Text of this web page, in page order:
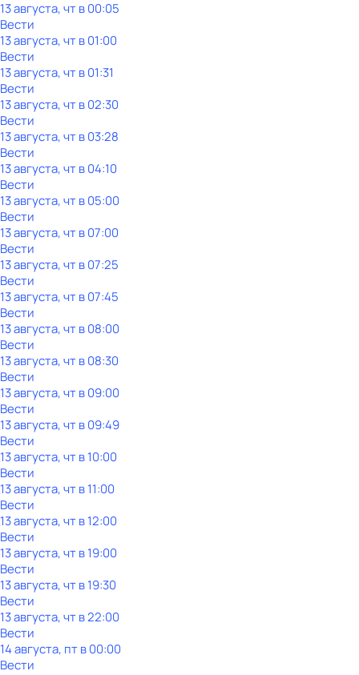
13 августа, чт в 00:05
Вести
13 августа, чт в 01:00
Вести
13 августа, чт в 01:31
Вести
13 августа, чт в 02:30
Вести
13 августа, чт в 03:28
Вести
13 августа, чт в 04:10
Вести
13 августа, чт в 05:00
Вести
13 августа, чт в 07:00
Вести
13 августа, чт в 07:25
Вести
13 августа, чт в 07:45
Вести
13 августа, чт в 08:00
Вести
13 августа, чт в 08:30
Вести
13 августа, чт в 09:00
Вести
13 августа, чт в 09:49
Вести
13 августа, чт в 10:00
Вести
13 августа, чт в 11:00
Вести
13 августа, чт в 12:00
Вести
13 августа, чт в 19:00
Вести
13 августа, чт в 19:30
Вести
13 августа, чт в 22:00
Вести
14 августа, пт в 00:00
Вести